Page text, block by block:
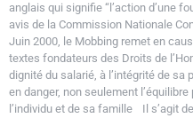
anglais qui signifie “l’action d’une
avis de la Commission Nationale
Juin 2000, le Mobbing remet en
textes fondateurs des Droits de
dignité du salarié, à l’intégrité de sa
en danger, non seulement
l’individu et de sa famille Il s’agit